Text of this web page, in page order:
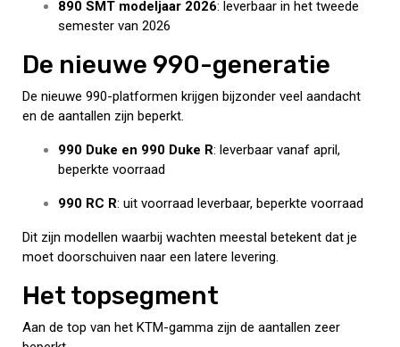
890 SMT modeljaar 2026: leverbaar in het tweede
semester van 2026
De nieuwe 990-generatie
De nieuwe 990-platformen krijgen bijzonder veel aandacht
en de aantallen zijn beperkt.
990 Duke en 990 Duke R: leverbaar vanaf april,
beperkte voorraad
990 RC R: uit voorraad leverbaar, beperkte voorraad
Dit zijn modellen waarbij wachten meestal betekent dat je
moet doorschuiven naar een latere levering.
Het topsegment
Aan de top van het KTM-gamma zijn de aantallen zeer